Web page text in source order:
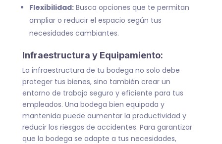
Flexibilidad:Busca opciones que te permitan
ampliar o reducir el espacio según tus
necesidades cambiantes.
Infraestructura y Equipamiento:
La infraestructura de tu bodega no solo debe
proteger tus bienes, sino también crear un
entorno de trabajo seguro y eficiente para tus
empleados. Una bodega bien equipada y
mantenida puede aumentar la productividad y
reducir los riesgos de accidentes. Para garantizar
que la bodega se adapte a tus necesidades,